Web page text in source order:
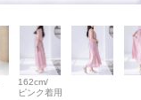
162cm/
ピンク着用